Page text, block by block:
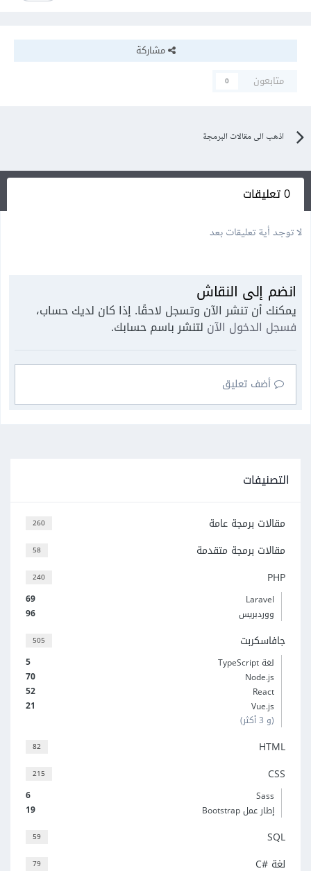
مشاركة
متابعون
0
اذهب الى مقالات البرمجة
0 تعليقات
لا توجد أية تعليقات بعد
انضم إلى النقاش
يمكنك أن تنشر الآن وتسجل لاحقًا. إذا كان لديك حساب،
فسجل الدخول الآن لتنشر باسم حسابك.
أضف تعليق
التصنيفات
260 مقالات برمجة عامة
58 مقالات برمجة متقدمة
240 PHP
69
Laravel
96
ووردبريس
505 جافاسكربت
5
لغة TypeScript
70
Node.js
52
React
21
Vue.js
(و 3 أكثر)
82 HTML
215 CSS
6
Sass
19
إطار عمل Bootstrap
59 SQL
79 لغة C#‎